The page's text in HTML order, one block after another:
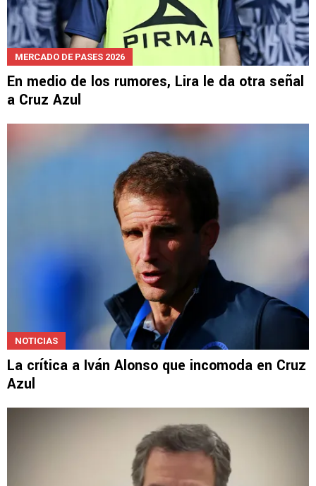
MERCADO DE PASES 2026
En medio de los rumores, Lira le da otra señal
a Cruz Azul
NOTICIAS
La crítica a Iván Alonso que incomoda en Cruz
Azul